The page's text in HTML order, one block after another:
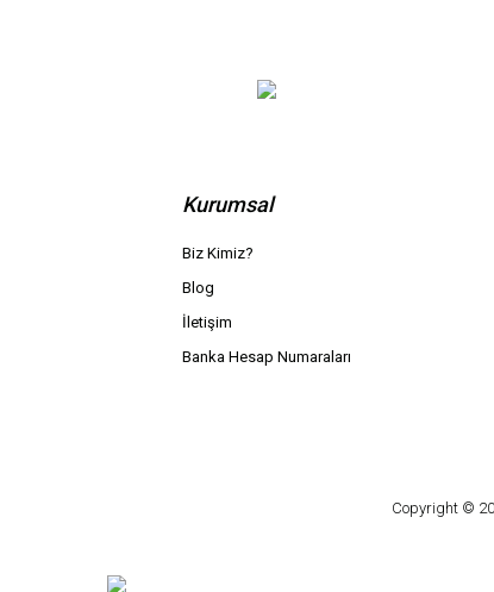
Kurumsal
Biz Kimiz?
Blog
İletişim
Banka Hesap Numaraları
Copyright ©